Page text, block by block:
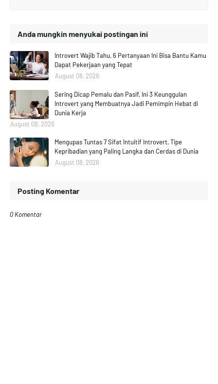
Anda mungkin menyukai postingan ini
Introvert Wajib Tahu, 6 Pertanyaan Ini Bisa Bantu Kamu
Dapat Pekerjaan yang Tepat
August 08, 2026
Sering Dicap Pemalu dan Pasif, Ini 3 Keunggulan
Introvert yang Membuatnya Jadi Pemimpin Hebat di
Dunia Kerja
August 08, 2026
Mengupas Tuntas 7 Sifat Intuitif Introvert, Tipe
Kepribadian yang Paling Langka dan Cerdas di Dunia
August 08, 2026
Posting Komentar
0 Komentar